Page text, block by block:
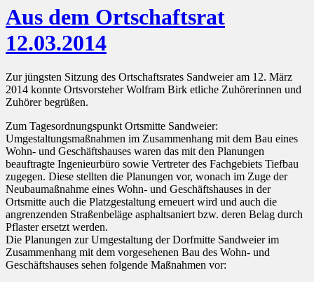
Aus dem Ortschaftsrat
12.03.2014
Zur jüngsten Sitzung des Ortschaftsrates Sandweier am 12. März
2014 konnte Ortsvorsteher Wolfram Birk etliche Zuhörerinnen und
Zuhörer begrüßen.
Zum Tagesordnungspunkt Ortsmitte Sandweier:
Umgestaltungsmaßnahmen im Zusammenhang mit dem Bau eines
Wohn- und Geschäftshauses waren das mit den Planungen
beauftragte Ingenieurbüro sowie Vertreter des Fachgebiets Tiefbau
zugegen. Diese stellten die Planungen vor, wonach im Zuge der
Neubaumaßnahme eines Wohn- und Geschäftshauses in der
Ortsmitte auch die Platzgestaltung erneuert wird und auch die
angrenzenden Straßenbeläge asphaltsaniert bzw. deren Belag durch
Pflaster ersetzt werden.
Die Planungen zur Umgestaltung der Dorfmitte Sandweier im
Zusammenhang mit dem vorgesehenen Bau des Wohn- und
Geschäftshauses sehen folgende Maßnahmen vor: